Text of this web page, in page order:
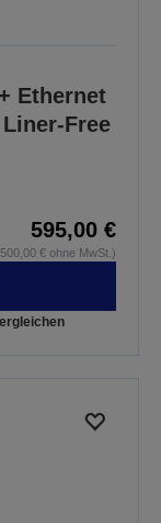
Ethernet
Free
595,00 €
€ ohne MwSt.)